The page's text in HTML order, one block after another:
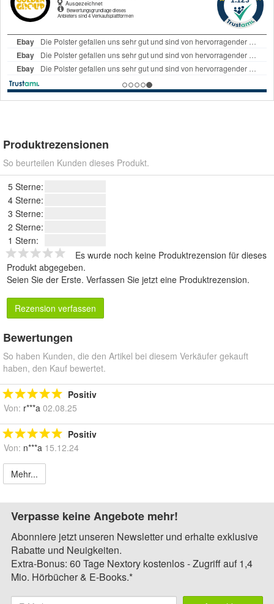
Produktrezensionen
So beurteilen Kunden dieses Produkt.
5 Sterne:
4 Sterne:
3 Sterne:
2 Sterne:
1 Stern:
Es wurde noch keine Produktrezension für dieses
Produkt abgegeben.
Seien Sie der Erste. Verfassen Sie jetzt eine Produktrezension.
Rezension verfassen
Bewertungen
So haben Kunden, die den Artikel bei diesem Verkäufer gekauft
haben, den Kauf bewertet.
Positiv
Von: r***a 02.08.25
Positiv
Von: n***a 15.12.24
Mehr...
Verpasse keine Angebote mehr!
Abonniere jetzt unseren Newsletter und erhalte exklusive
Rabatte und Neuigkeiten.
Extra-Bonus: 60 Tage Nextory kostenlos - Zugriff auf 1,4
Mio. Hörbücher & E-Books.*